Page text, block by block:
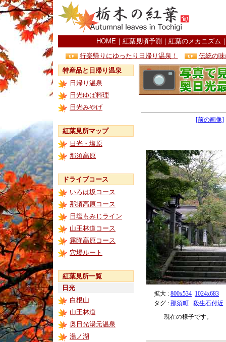
HOME ｜ 紅葉見頃予測 ｜ 紅葉のメカニズム
行楽帰りにゆったり日帰り温泉！
伝統の
特産品と日帰り温泉
日帰り温泉
日光ゆば料理
日光みやげ
紅葉見所マップ
日光・塩原
那須高原
ドライブコース
いろは坂コース
那須高原コース
日塩もみじライン
山王林道コース
霧降高原コース
穴場ルート
紅葉見所一覧
日光
白根山
山王林道
奥日光湯元温泉
湯ノ湖
[前の画像]
拡大 : 800x534 1024x683
タグ : 那須町
殺生石付近
現在の様子です。